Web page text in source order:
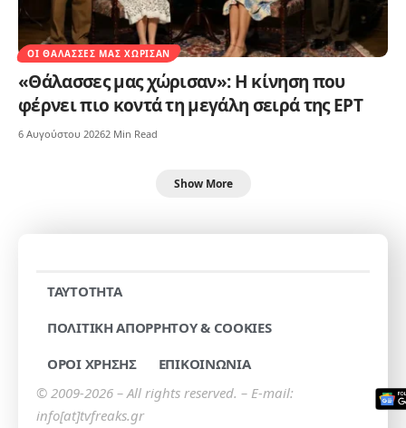
ΟΙ ΘΆΛΑΣΣΕΣ ΜΑΣ ΧΏΡΙΣΑΝ
«Θάλασσες μας χώρισαν»: Η κίνηση που
φέρνει πιο κοντά τη μεγάλη σειρά της ΕΡΤ
6 Αυγούστου 20262 Min Read
Show More
TAYTOTHTA
ΠΟΛΙΤΙΚΗ ΑΠΟΡΡΗΤΟΥ & COOKIES
ΟΡΟΙ ΧΡΗΣΗΣ
ΕΠΙΚΟΙΝΩΝΙΑ
© 2009-2026 – All rights reserved. – E-mail:
info[at]tvfreaks.gr